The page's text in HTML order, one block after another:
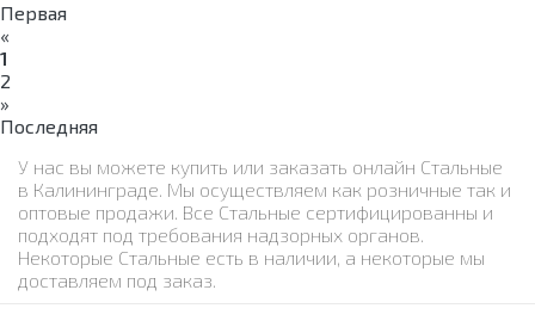
Первая
«
1
2
»
Последняя
У нас вы можете купить или заказать онлайн Стальные
в Калининграде. Мы осуществляем как розничные так и
оптовые продажи. Все Стальные сертифицированны и
подходят под требования надзорных органов.
Некоторые Стальные есть в наличии, а некоторые мы
доставляем под заказ.